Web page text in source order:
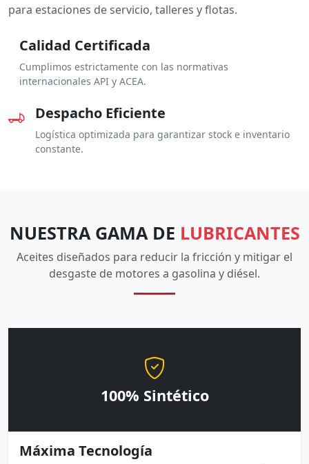
para estaciones de servicio, talleres y flotas.
Calidad Certificada
Cumplimos estrictamente con las normativas
internacionales API y ACEA.
Despacho Eficiente
Logística optimizada para garantizar stock e inventario
constante.
NUESTRA GAMA DE LUBRICANTES
Aceites diseñados para reducir la fricción y mitigar el
desgaste de motores a gasolina y diésel.
100% Sintético
Máxima Tecnología